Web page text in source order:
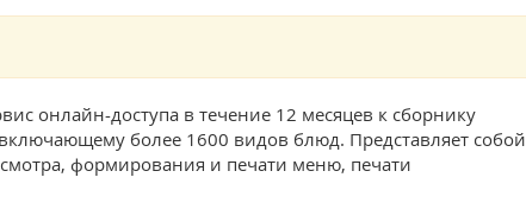
онлайн-доступа в течение 12 месяцев к сборнику
более 1600 видов блюд. Представляет собой
формирования и печати меню, печати